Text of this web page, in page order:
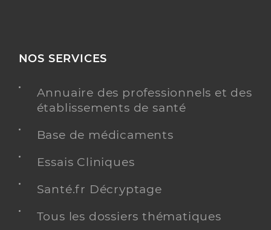
NOS SERVICES
Annuaire des professionnels et des
établissements de santé
Base de médicaments
Essais Cliniques
Santé.fr Décryptage
Tous les dossiers thématiques